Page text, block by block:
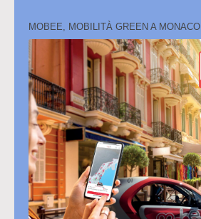
MOBEE, MOBILITÀ GREEN A MONACO